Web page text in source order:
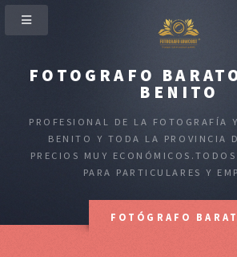
FOTOGRAFO
BENITO
PROFESIONAL DE LA FOTOGRAFÍA
BENITO Y TODA LA PROVINCIA
PRECIOS MUY
PARA PARTICULARES Y
FOTÓGRAFO